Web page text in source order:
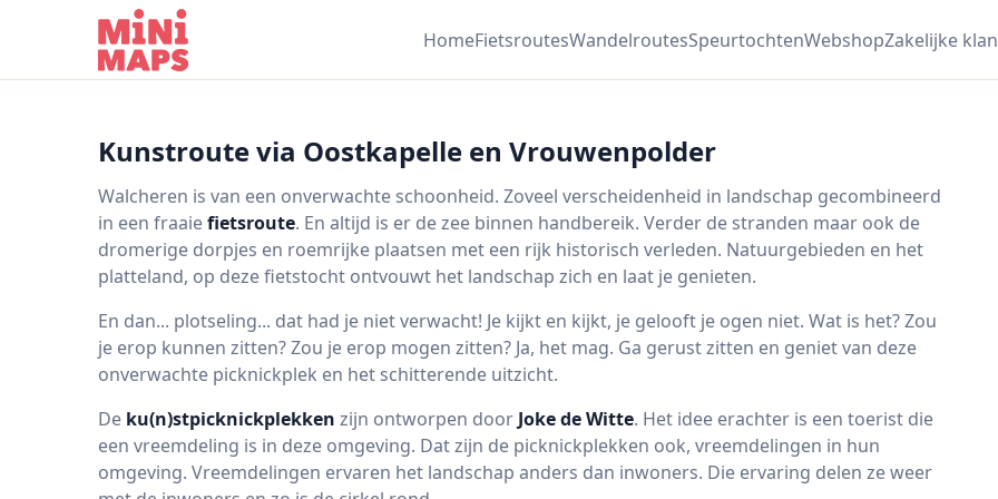
Ga naar inhoud
HomeFietsroutesWandelroutesSpeurtochtenWebshopZakelijke
Kunstroute via Oostkapelle en Vrouwenpolder
Walcheren is van een onverwachte schoonheid. Zoveel verscheidenheid in landschap gecombineerd
in een fraaiefietsroute. En altijd is er de zee binnen handbereik. Verder de stranden maar ook de
dromerige dorpjes en roemrijke plaatsen met een rijk historisch verleden. Natuurgebieden en het
platteland, op deze fietstocht ontvouwt het landschap zich en laat je genieten.
En dan... plotseling... dat had je niet verwacht! Je kijkt en kijkt, je gelooft je ogen niet. Wat is het? Zou
je erop kunnen zitten? Zou je erop mogen zitten? Ja, het mag. Ga gerust zitten en geniet van deze
onverwachte picknickplek en het schitterende uitzicht.
De ku(n)stpicknickplekken zijn ontworpen door Joke de Witte. Het idee erachter is een toerist die
een vreemdeling is in deze omgeving. Dat zijn de picknickplekken ook, vreemdelingen in hun
omgeving. Vreemdelingen ervaren het landschap anders dan inwoners. Die ervaring delen ze weer